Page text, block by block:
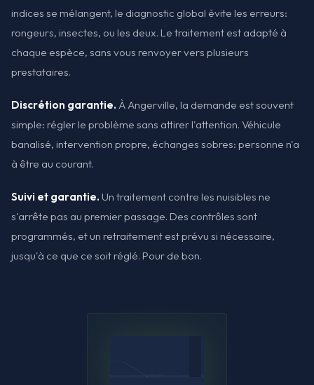
indices se mélangent, le diagnostic global évite les erreurs:
rongeurs, insectes, ou les deux. Le traitement est adapté à
chaque espèce, sans vous renvoyer vers plusieurs
prestataires.
Discrétion garantie. À Angerville, la demande est souvent
simple: régler le problème sans attirer l'attention. Véhicule
banalisé, intervention propre, échanges sobres: personne n'a
à être au courant.
Suivi et garantie. Un traitement contre les nuisibles ne
s'arrête pas au premier passage. Des contrôles sont
programmés, et un retraitement est prévu si nécessaire,
jusqu'à ce que ce soit réglé. Pour de bon.